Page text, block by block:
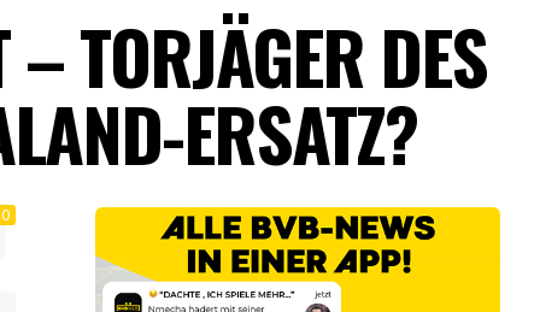
– TORJÄGER DES
ERSATZ?
0